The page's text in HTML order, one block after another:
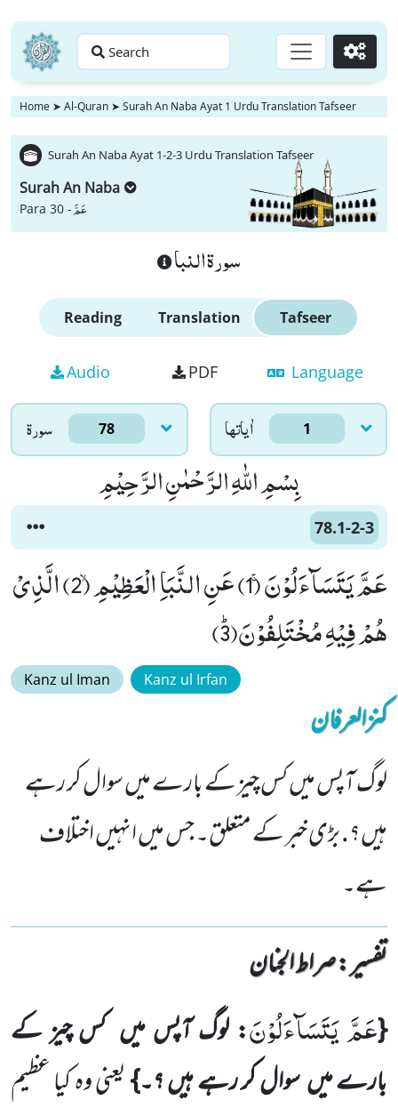
Search Go
Home ➤ Al-Quran ➤ Surah An Naba Ayat 1 Urdu Translation Tafseer
Surah An Naba Ayat 1-2-3 Urdu Translation Tafseer
Surah An Naba
Para 30 -عَمَّ
سورة النبا
Reading Translation Tafseer
Audio PDF Language
سورۃ 78 اٰياتها 1
بِسْمِ اللّٰهِ الرَّحْمٰنِ الرَّحِیْمِ
78.1-2-3
عَمَّ یَتَسَآءَلُوْنَۚ (1) عَنِ النَّبَاِ الْعَظِیْمِۙ (2) الَّذِیْ
هُمْ فِیْهِ مُخْتَلِفُوْنَﭤ(3)
Kanz ul Iman Kanz ul Irfan
کنزالعرفان
لوگ آپس میں کس چیز کے بارے میں سوال کر رہے
ہیں؟. بڑی خبر کے متعلق۔ جس میں انہیں اختلاف
ہے۔
تفسیر : ‎صراط الجنان
{عَمَّ یَتَسَآءَلُوْنَ: لوگ آپس میں کس چیز کے
بارے میںسوال کر رہے ہیں ؟۔}یعنی وہ کیا عظیم